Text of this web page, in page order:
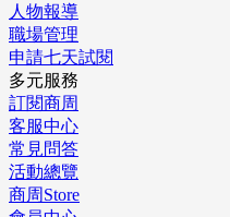
人物報導
職場管理
申請七天試閱
多元服務
訂閱商周
客服中心
常見問答
活動總覽
商周Store